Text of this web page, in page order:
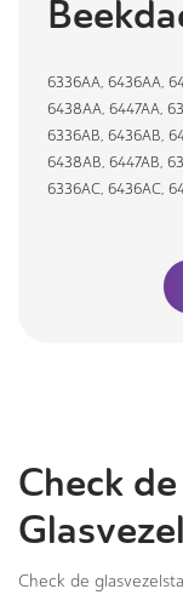
6336AA, 6436AA,
6438AA, 6447AA,
6336AB, 6436AB,
6438AB, 6447AB,
6336AC, 6436AC,
Check
Check de